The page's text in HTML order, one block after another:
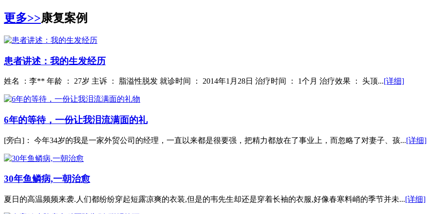
更多>>康复案例
患者讲述：我的生发经历
姓名 ：李** 年龄 ： 27岁 主诉 ： 脂溢性脱发 就诊时间 ： 2014年1月28日 治疗时间 ： 1个月 治疗效果 ： 头顶...[详细]
6年的等待，一份让我泪流满面的礼
[旁白]： 今年34岁的我是一家外贸公司的经理，一直以来都是很要强，把精力都放在了事业上，而忽略了对妻子、孩...[详细]
30年鱼鳞病,一朝治愈
夏日的高温频频来袭.人们都纷纷穿起短露凉爽的衣装,但是的韦先生却还是穿着长袖的衣服,好像春寒料峭的季节并未...[详细]